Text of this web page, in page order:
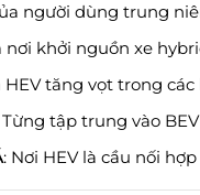
người dùng trung
nơi khởi nguồn xe
HEV tăng vọt trong
Từng tập trung vào
: Nơi HEV là cầu nối